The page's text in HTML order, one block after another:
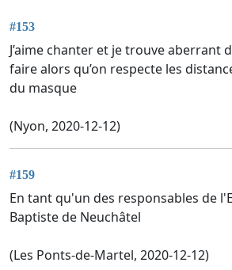
#153
J’aime chanter et je trouve aberrant
faire alors qu’on respecte les
du masque
(Nyon, 2020-12-12)
#159
En tant qu'un des responsables de
Baptiste de Neuchâtel
(Les Ponts-de-Martel, 2020-12-12)